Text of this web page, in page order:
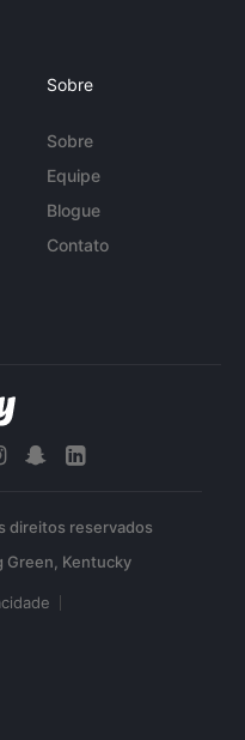
Sobre
Sobre
Equipe
Blogue
Contato
direitos reservados